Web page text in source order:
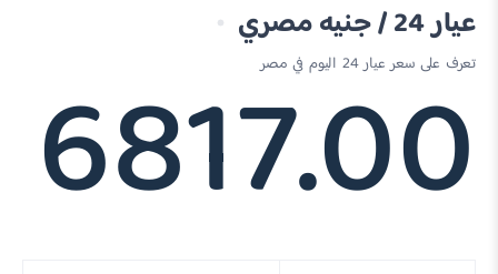
عيار 24 / جنيه مصري
تعرف على سعر عيار 24 اليوم في مصر
6817.00